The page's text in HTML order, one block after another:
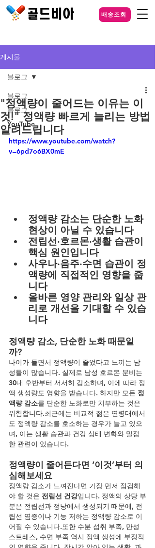
배송조회
게시물
블로그
블로그
YouTube
블로그
"정액량이 줄어드는 이유는 이
것!" 정액량 빠르게 늘리는 방법
알려드립니다
https://www.youtube.com/watch?
v=6pd7o6BX0mE
정액량 감소는 단순한 노화
현상이 아닐 수 있습니다
전립선·호르몬·생활 습관이
핵심 원인입니다
사우나·음주·수면 습관이 정
액량에 직접적인 영향을 줍
니다
올바른 영양 관리와 일상 관
리로 개선을 기대할 수 있습
니다
정액량 감소, 단순한 노화 때문일
까?
나이가 들면서 정액량이 줄었다고 느끼는 남
성들이 많습니다. 실제로 남성 호르몬 분비는
30대 후반부터 서서히 감소하며, 이에 따라 정
액 생성량도 영향을 받습니다. 하지만 모든 정
액량 감소를 단순한 노화로만 치부하는 것은
위험합니다.최근에는 비교적 젊은 연령대에서
도 정액량 감소를 호소하는 경우가 늘고 있으
며, 이는 생활 습관과 건강 상태 변화와 밀접
한 관련이 있습니다.
정액량이 줄어든다면 ‘이것’부터 의
심해보세요
정액량 감소가 느껴진다면 가장 먼저 점검해
야 할 것은 전립선 건강입니다. 정액의 상당 부
분은 전립선과 정낭에서 생성되기 때문에, 전
립선 염증이나 기능 저하는 정액량 감소로 이
어질 수 있습니다.또한 수분 섭취 부족, 만성
스트레스, 수면 부족 역시 정액 생성에 부정적